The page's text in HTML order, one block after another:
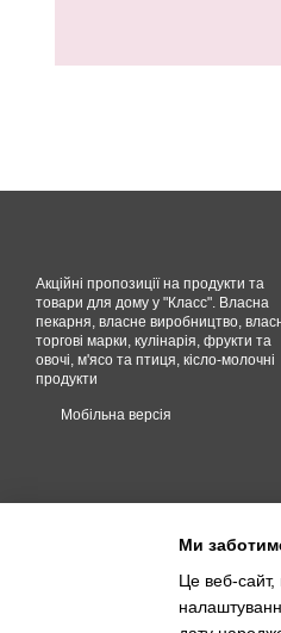
Акційні пропозиції на продукти та
товари для дому у "Класс". Власна
пекарня, власне виробництво,
торгові марки, кулінарія, фрукти та
овочі, м'ясо та птиця, кісло-молочні
продукти
Мобільна версія
Ми
Це веб-сайт,